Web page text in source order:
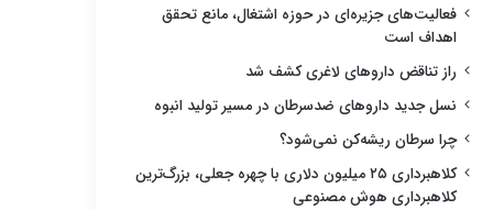
فعالیت‌های جزیره‌ای در حوزه اشتغال، مانع تحقق
اهداف است
راز تناقض داروهای لاغری کشف شد
نسل جدید داروهای ضدسرطان در مسیر تولید انبوه
چرا سرطان ریشه‌کن نمی‌شود؟
کلاهبرداری ۲۵ میلیون دلاری با چهره جعلی، بزرگ‌ترین
کلاهبرداری هوش مصنوعی